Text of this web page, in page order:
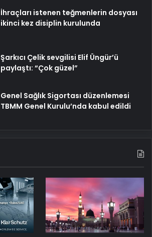
İhraçları istenen teğmenlerin dosyası
ikinci kez disiplin kurulunda
Şarkıcı Çelik sevgilisi Elif Üngür’ü
paylaştı: “Çok güzel”
Genel Sağlık Sigortası düzenlemesi
TBMM Genel Kurulu’nda kabul edildi